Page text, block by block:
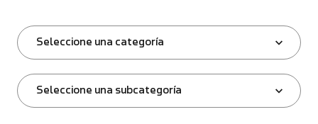
Seleccione una categoría
Seleccione una subcategoría